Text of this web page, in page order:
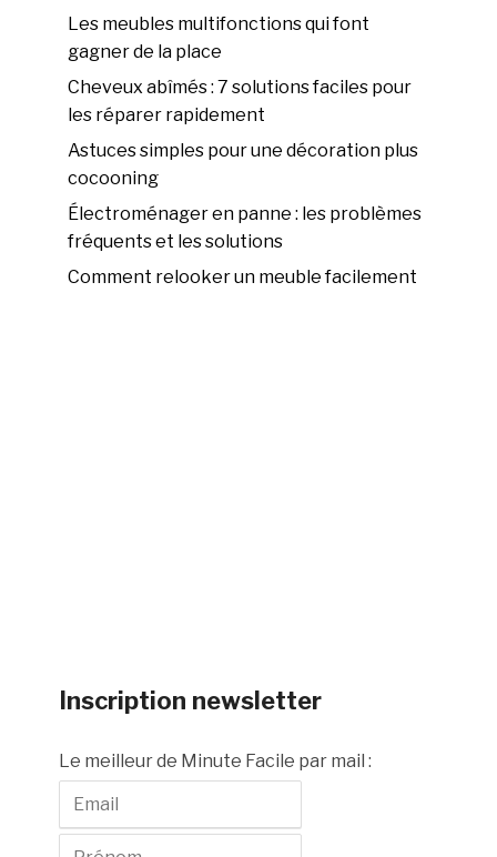
Les meubles multifonctions qui font
gagner de la place
Cheveux abîmés : 7 solutions faciles pour
les réparer rapidement
Astuces simples pour une décoration plus
cocooning
Électroménager en panne : les problèmes
fréquents et les solutions
Comment relooker un meuble facilement
Inscription newsletter
Le meilleur de Minute Facile par mail :